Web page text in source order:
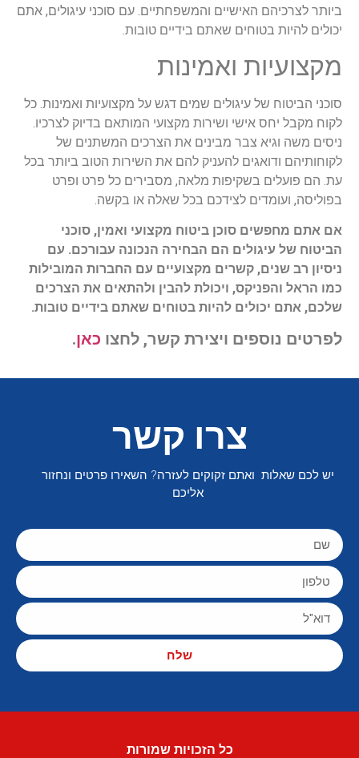
ביותר לצרכיהם האישיים והמשפחתיים. עם סוכני עיגולים, אתם
יכולים להיות בטוחים שאתם בידיים טובות.
מקצועיות ואמינות
סוכני הביטוח של עיגולים שמים דגש על מקצועיות ואמינות. כל
לקוח מקבל יחס אישי ושירות מקצועי המותאם בדיוק לצרכיו.
ניסים משה וגיא צבר מבינים את הצרכים המשתנים של
לקוחותיהם ודואגים להעניק להם את השירות הטוב ביותר בכל
עת. הם פועלים בשקיפות מלאה, מסבירים כל פרט ופרט
בפוליסה, ועומדים לצידכם בכל שאלה או בקשה.
אם אתם מחפשים סוכן ביטוח מקצועי ואמין, סוכני
הביטוח של עיגולים הם הבחירה הנכונה עבורכם. עם
ניסיון רב שנים, קשרים מקצועיים עם החברות המובילות
כמו הראל והפניקס, ויכולת להבין ולהתאים את הצרכים
שלכם, אתם יכולים להיות בטוחים שאתם בידיים טובות.
לפרטים נוספים ויצירת קשר, לחצו כאן.
צרו קשר
יש לכם שאלות ואתם זקוקים לעזרה? השאירו פרטים ונחזור
אליכם
שלח
כל הזכויות שמורות